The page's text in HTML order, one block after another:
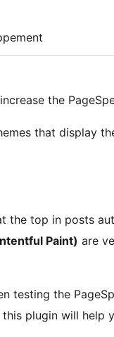
the
that display
the top in posts
Paint) are
testing the
this plugin will help